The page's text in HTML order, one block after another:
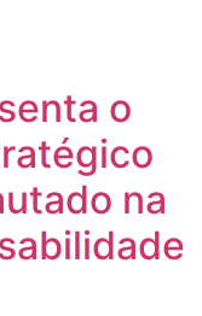
o
na